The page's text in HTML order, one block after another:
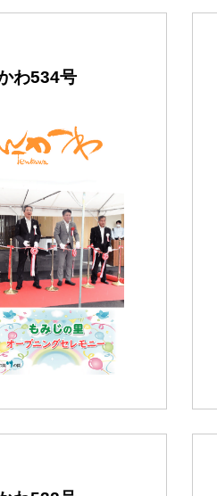
わ534号